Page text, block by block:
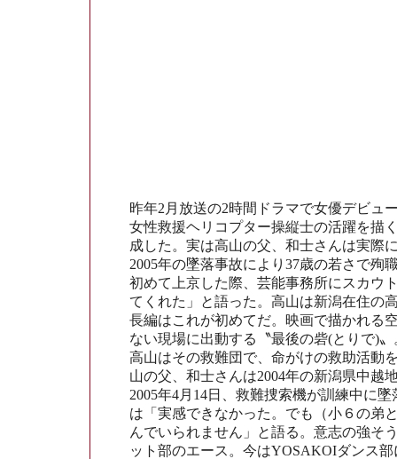
昨年2月放送の2時間ドラマで女優デビュ
女性救援ヘリコプター操縦士の活躍を描
成した。実は高山の父、和士さんは実際
2005年の墜落事故により37歳の若さで殉
初めて上京した際、芸能事務所にスカウ
てくれた」と語った。高山は新潟在住の
長編はこれが初めてだ。映画で描かれる
ない現場に出動する〝最後の砦(とりで)
高山はその救難団で、命がけの救助活動
山の父、和士さんは2004年の新潟県中越
2005年4月14日、救難捜索機が訓練中に
は「実感できなかった。でも（小６の弟
んでいられません」と語る。意志の強そ
ット部のエース。今はYOSAKOIダンス